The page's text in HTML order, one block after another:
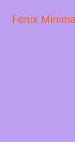
Fenix